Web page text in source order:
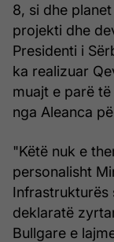
8, si dhe
projekti dhe
Presidenti i
ka realizuar
muajt e parë
nga Aleanca
"Këtë nuk e
personalisht
Infrastrukturës
deklaratë
Bullgare e